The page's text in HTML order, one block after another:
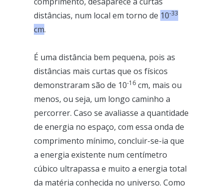
distâncias, num local em torno de 10-33
cm.
É uma distância bem pequena, pois as
distâncias mais curtas que os físicos
demonstraram são de 10-16 cm, mais ou
menos, ou seja, um longo caminho a
percorrer. Caso se avaliasse a quantidade
de energia no espaço, com essa onda de
comprimento mínimo, concluir-se-ia que
a energia existente num centímetro
cúbico ultrapassa e muito a energia total
da matéria conhecida no universo. Como